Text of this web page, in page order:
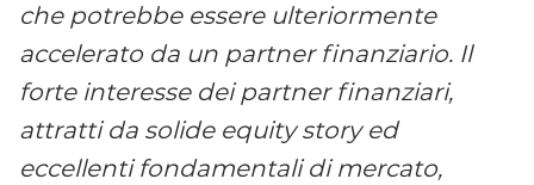
che potrebbe essere ulteriormente
accelerato da un partner finanziario. Il
forte interesse dei partner finanziari,
attratti da solide equity story ed
eccellenti fondamentali di mercato,